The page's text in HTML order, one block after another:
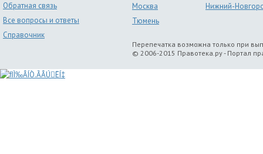
Обратная связь
Все вопросы и ответы
Справочник
Москва
Нижний-
Тюмень
Перепечатка возможна только при
© 2006-2015 Правотека.ру - Портал